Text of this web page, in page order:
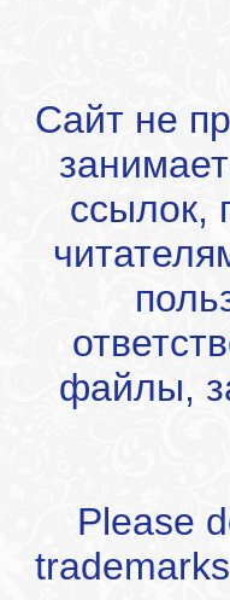
Сайт не
ссылок,
файлы,
Please